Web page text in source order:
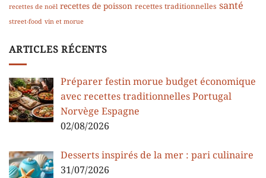
recettes de noël recettes de poisson recettes traditionnelles santé
street-food vin et morue
ARTICLES RÉCENTS
Préparer festin morue budget économique
avec recettes traditionnelles Portugal
Norvège Espagne
02/08/2026
Desserts inspirés de la mer : pari culinaire
31/07/2026